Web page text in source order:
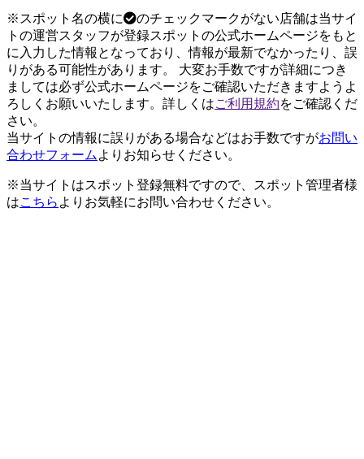
※スポット名の横に
のチェックマークがない店舗は当サイ
トの運営スタッフが登録スポットの公式ホームページをもと
に入力した情報となっており、情報が最新でなかったり、誤
りがある可能性があります。 大変お手数ですが詳細につき
ましては必ず公式ホームページをご確認いただきますようよ
ろしくお願いいたします。詳しくはご利用規約をご確認くだ
さい。
当サイトの情報に誤りがある場合などはお手数ですがお問い
合わせフォーム よりお知らせください。
※当サイトはスポット登録無料ですので、スポット管理者様
はこちら よりお気軽にお問い合わせください。